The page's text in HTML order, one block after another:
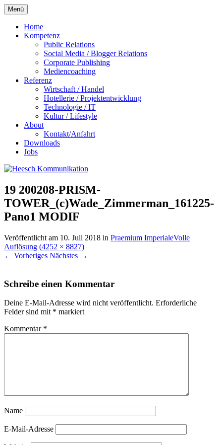
Menü Zum
Inhalt
springen
Home
Kompetenz
Public Relations
Social Media / Blogger Relations
Corporate Publishing
Mediencoaching
Referenz
Wirtschaft / Handel
Hotellerie / Projektentwicklung
Technologie / IT
Kultur / Lifestyle
About
Kontakt/Anfahrt
Downloads
Jobs
19 200208-PRISM-
TOWER_(c)Wade_Zimmerman_161225-
Pano1 MODIF
Veröffentlicht am 10. Juli 2018 in Praemium ImperialeVolle
Auflösung (4252 × 8827)
← Vorheriges Nächstes →
Schreibe einen Kommentar
Deine E-Mail-Adresse wird nicht veröffentlicht. Erforderliche
Felder sind mit * markiert
Kommentar *
Name
E-Mail-Adresse